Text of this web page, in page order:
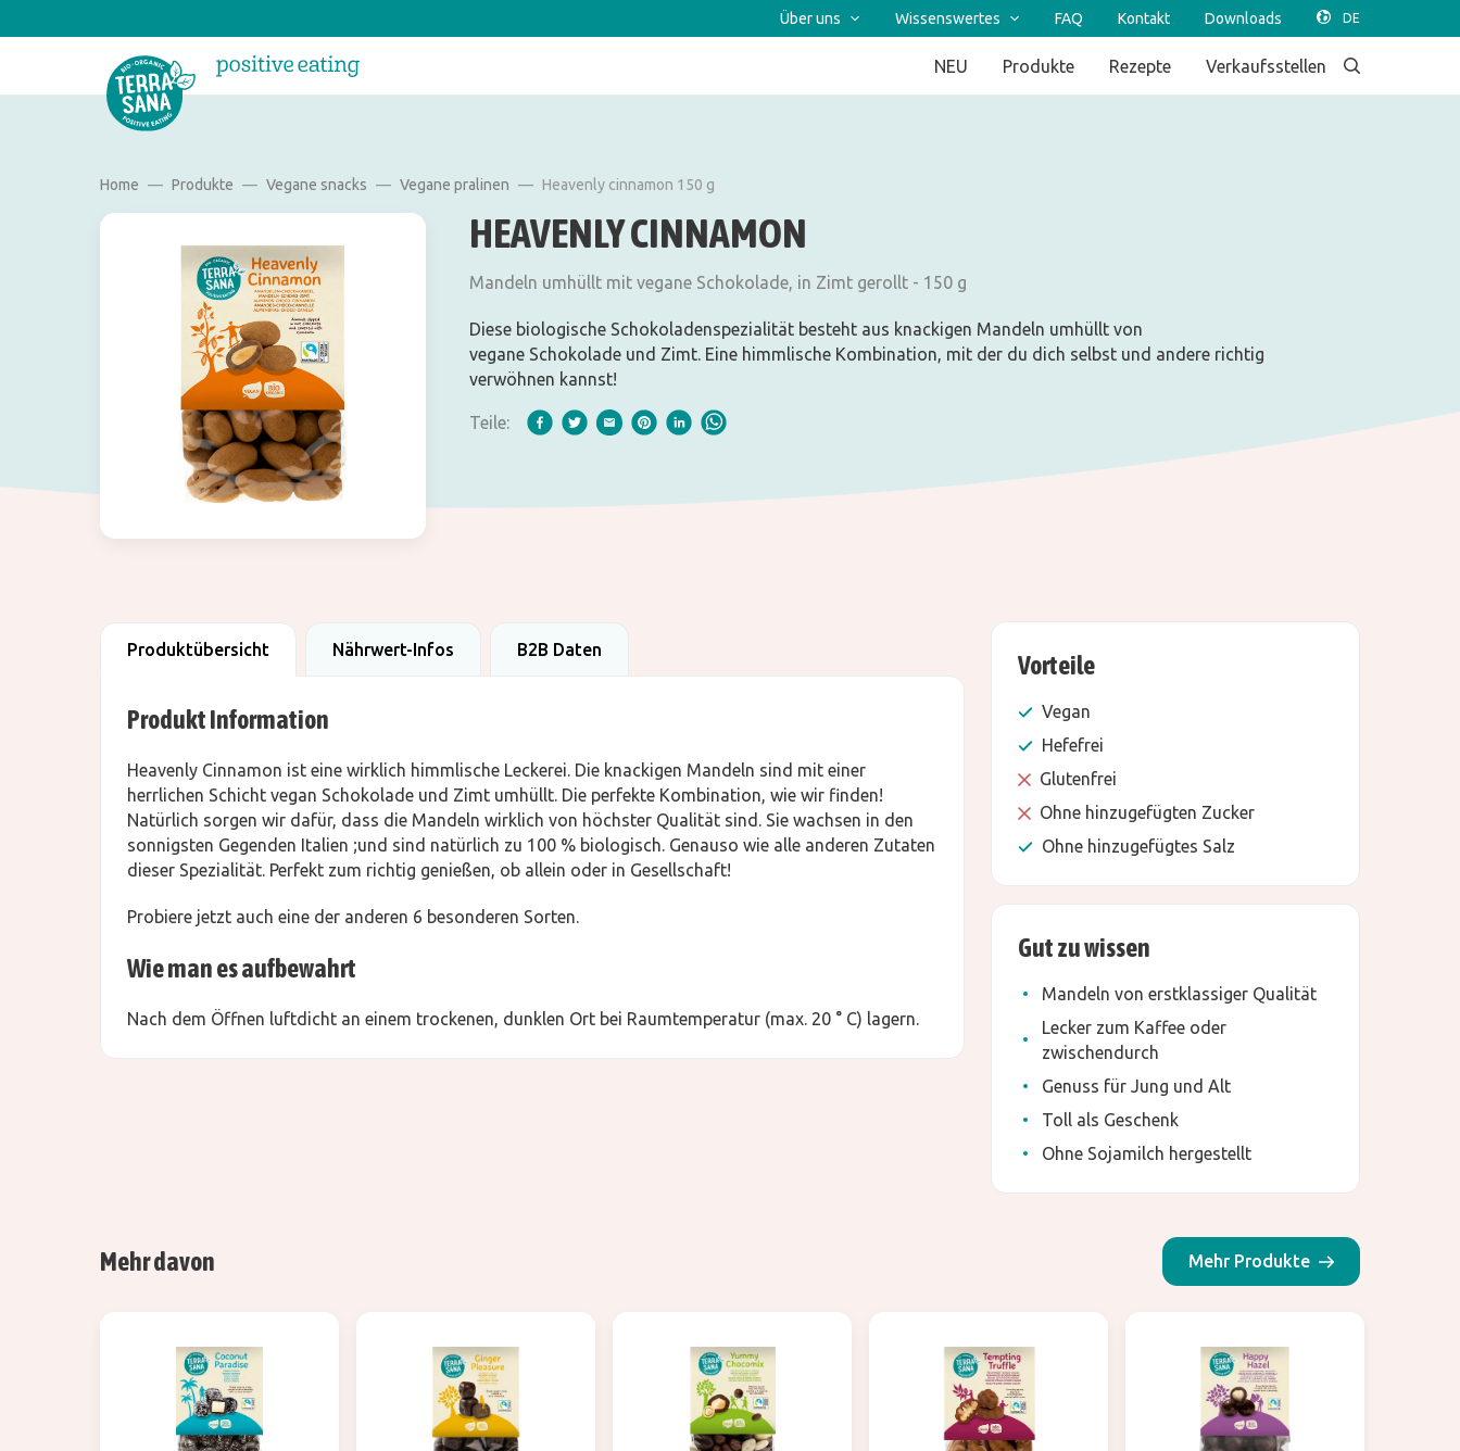
Über uns Wissenswertes FAQ Kontakt Downloads
NEU Produkte Rezepte Verkaufsstellen
Home Produkte Vegane snacks Vegane pralinen Heavenly cinnamon 150 g
HEAVENLY CINNAMON
Mandeln umhüllt mit vegane Schokolade, in Zimt gerollt - 150 g
Diese biologische Schokoladenspezialität besteht aus knackigen Mandeln umhüllt von
vegane Schokolade und Zimt. Eine himmlische Kombination, mit der du dich selbst und andere richtig
verwöhnen kannst!
Teile:
Produktübersicht Nährwert-Infos B2B Daten
Produkt Information
Heavenly Cinnamon ist eine wirklich himmlische Leckerei. Die knackigen Mandeln sind mit einer
herrlichen Schicht vegan Schokolade und Zimt umhüllt. Die perfekte Kombination, wie wir finden!
Natürlich sorgen wir dafür, dass die Mandeln wirklich von höchster Qualität sind. Sie wachsen in den
sonnigsten Gegenden Italien ;und sind natürlich zu 100 % biologisch. Genauso wie alle anderen Zutaten
dieser Spezialität. Perfekt zum richtig genießen, ob allein oder in Gesellschaft!
Probiere jetzt auch eine der anderen 6 besonderen Sorten.
Wie man es aufbewahrt
Nach dem Öffnen luftdicht an einem trockenen, dunklen Ort bei Raumtemperatur (max. 20 ° C) lagern.
Vorteile
Vegan
Hefefrei
Glutenfrei
Ohne hinzugefügten Zucker
Ohne hinzugefügtes Salz
Gut zu wissen
Mandeln von erstklassiger Qualität
Lecker zum Kaffee oder
zwischendurch
Genuss für Jung und Alt
Toll als Geschenk
Ohne Sojamilch hergestellt
Mehr davon Mehr Produkte